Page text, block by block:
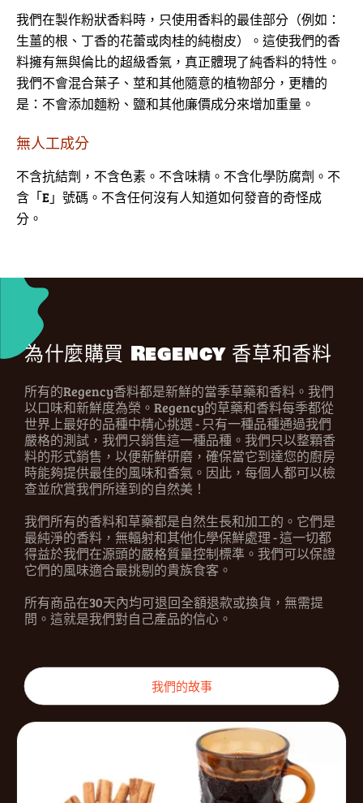
我們在製作粉狀香料時，只使用香料的最佳部分（例如：
生薑的根、丁香的花蕾或肉桂的純樹皮）。這使我們的香
料擁有無與倫比的超級香氣，真正體現了純香料的特性。
我們不會混合葉子、莖和其他隨意的植物部分，更糟的
是：不會添加麵粉、鹽和其他廉價成分來增加重量。
無人工成分
不含抗結劑，不含色素。不含味精。不含化學防腐劑。不
含「E」號碼。不含任何沒有人知道如何發音的奇怪成
分。
為什麼購買 Regency 香草和香料
所有的Regency香料都是新鮮的當季草藥和香料。我們
以口味和新鮮度為榮。Regency的草藥和香料每季都從
世界上最好的品種中精心挑選 - 只有一種品種通過我們
嚴格的測試，我們只銷售這一種品種。我們只以整顆香
料的形式銷售，以便新鮮研磨，確保當它到達您的廚房
時能夠提供最佳的風味和香氣。因此，每個人都可以檢
查並欣賞我們所達到的自然美！
我們所有的香料和草藥都是自然生長和加工的。它們是
最純淨的香料，無輻射和其他化學保鮮處理 - 這一切都
得益於我們在源頭的嚴格質量控制標準。我們可以保證
它們的風味適合最挑剔的貴族食客。
所有商品在30天內均可退回全額退款或換貨，無需提
問。這就是我們對自己產品的信心。
我們的故事